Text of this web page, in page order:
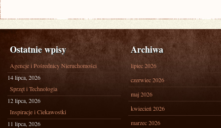
Ostatnie wpisy
Agencje i Pośrednicy Nieruchomości
14 lipca, 2026
Sprzęt i Technologia
12 lipca, 2026
Inspiracje i Ciekawostki
11 lipca, 2026
Archiwa
lipiec 2026
czerwiec 2026
maj 2026
kwiecień 2026
marzec 2026